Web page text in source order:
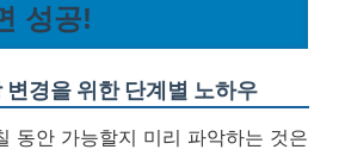
성공!
변경을 위한 단계별 노하우
동안 가능할지 미리 파악하는 것은